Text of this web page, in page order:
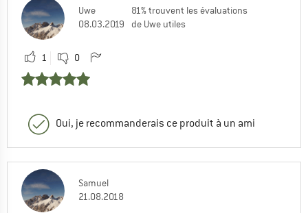
Uwe
08.03.2019
81% trouvent les évaluations
de Uwe utiles
1 0
Oui, je recommanderais ce produit à un ami
Samuel
21.08.2018